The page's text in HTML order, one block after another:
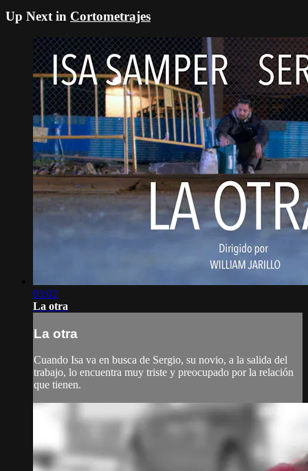
Up Next in Cortometrajes
03:02
La otra
La otra
Cuando Isa va en busca de Sergio, su novio, a la salida del
trabajo, lo encuentra muy triste y preocupado por la relación
que tienen.